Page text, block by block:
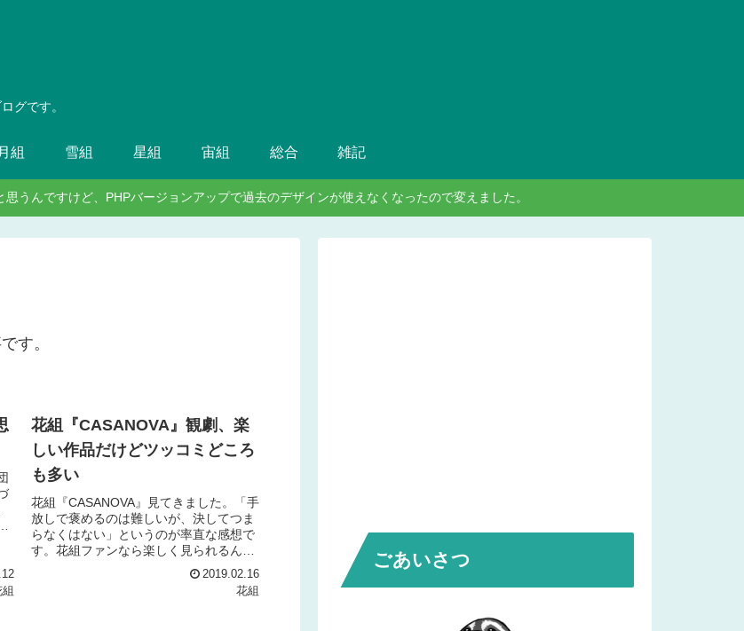
グです。
月組 雪組 星組 宙組 総合 雑記
うんですけど、PHPバージョンアップで過去のデザインが使えなくなったので変えました。
す。
花組『CASANOVA』観劇、楽
しい作品だけどツッコミどころ
も多い
花組『CASANOVA』見てきました。「手
放しで褒めるのは難しいが、決してつま
らなくはない」というのが率直な感想で
す。花組ファンなら楽しく見られるんじ
ゃないかと思います。ストーリーの薄さ
が気になるひとことで言うと、ジプシー
2019.02.16
花組
ごあいさつ